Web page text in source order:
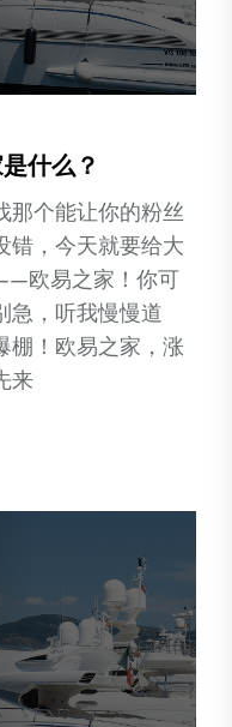
什么？
那个能让你的粉丝
错，今天就要给大
欧易之家！你可
急，听我慢慢道
棚！欧易之家，涨
来